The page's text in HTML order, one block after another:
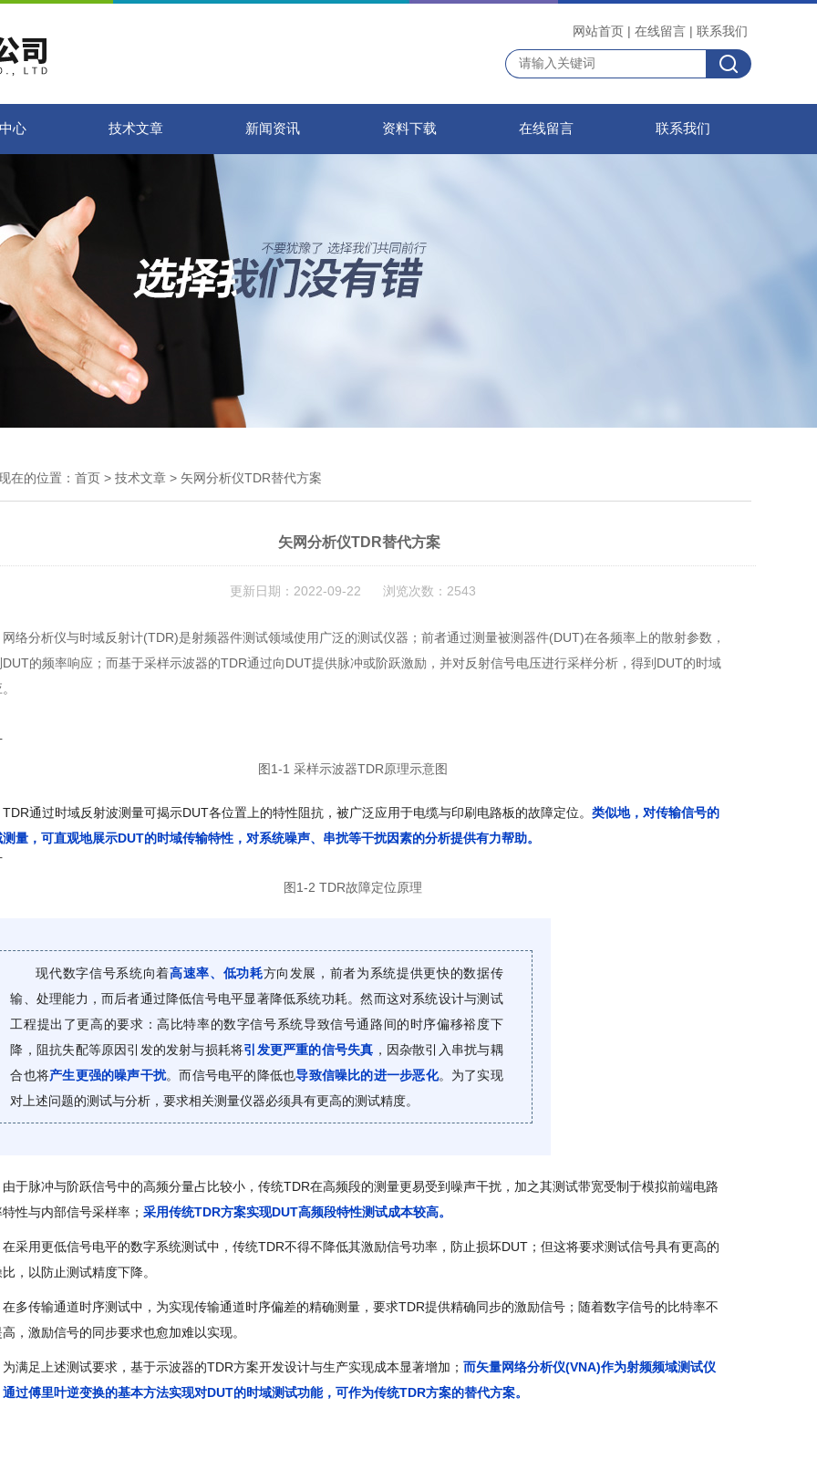
网站首页 | 在线留言 | 联系我们
心 技术文章 新闻资讯 资料下载 在线留言 联系我们
在的位置： 首页 > 技术文章 > 矢网分析仪TDR替代方案
矢网分析仪TDR替代方案
更新日期：2022-09-22 浏览次数：2543
网络分析仪与时域反射计(TDR)是射频器件测试领域使用广泛的测试仪器；前者通过测量被测器件(DUT)在各频率上的散射参数，
DUT的频率响应；而基于采样示波器的TDR通过向DUT提供脉冲或阶跃激励，并对反射信号电压进行采样分析，得到DUT的时域
图1-1 采样示波器TDR原理示意图
TDR通过时域反射波测量可揭示DUT各位置上的特性阻抗，被广泛应用于电缆与印刷电路板的故障定位。 类似地，对传输信号的
量，可直观地展示DUT的时域传输特性，对系统噪声、串扰等干扰因素的分析提供有力帮助。
图1-2 TDR故障定位原理
现代数字信号系统向着高速率、低功耗方向发展，前者为系统提供更快的数据传
输、处理能力，而后者通过降低信号电平显著降低系统功耗。然而这对系统设计与测试
工程提出了更高的要求：高比特率的数字信号系统导致信号通路间的时序偏移裕度下
降，阻抗失配等原因引发的发射与损耗将引发更严重的信号失真 ，因杂散引入串扰与耦
合也将产生更强的噪声干扰。而信号电平的降低也导致信噪比的进一步恶化。为了实现
对上述问题的测试与分析，要求相关测量仪器必须具有更高的测试精度。
由于脉冲与阶跃信号中的高频分量占比较小，传统TDR在高频段的测量更易受到噪声干扰，加之其测试带宽受制于模拟前端电路
性与内部信号采样率； 采用传统TDR方案实现DUT高频段特性测试成本较高。
在采用更低信号电平的数字系统测试中，传统TDR不得不降低其激励信号功率，防止损坏DUT；但这将要求测试信号具有更高的
，以防止测试精度下降。
在多传输通道时序测试中，为实现传输通道时序偏差的精确测量，要求TDR提供精确同步的激励信号；随着数字信号的比特率不
，激励信号的同步要求也愈加难以实现。
为满足上述测试要求，基于示波器的TDR方案开发设计与生产实现成本显著增加； 而矢量网络分析仪(VNA)作为射频频域测试仪
过傅里叶逆变换的基本方法实现对DUT的时域测试功能，可作为传统TDR方案的替代方案。